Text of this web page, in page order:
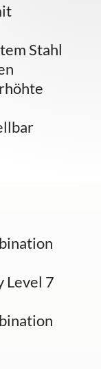
Stahl
Level 7